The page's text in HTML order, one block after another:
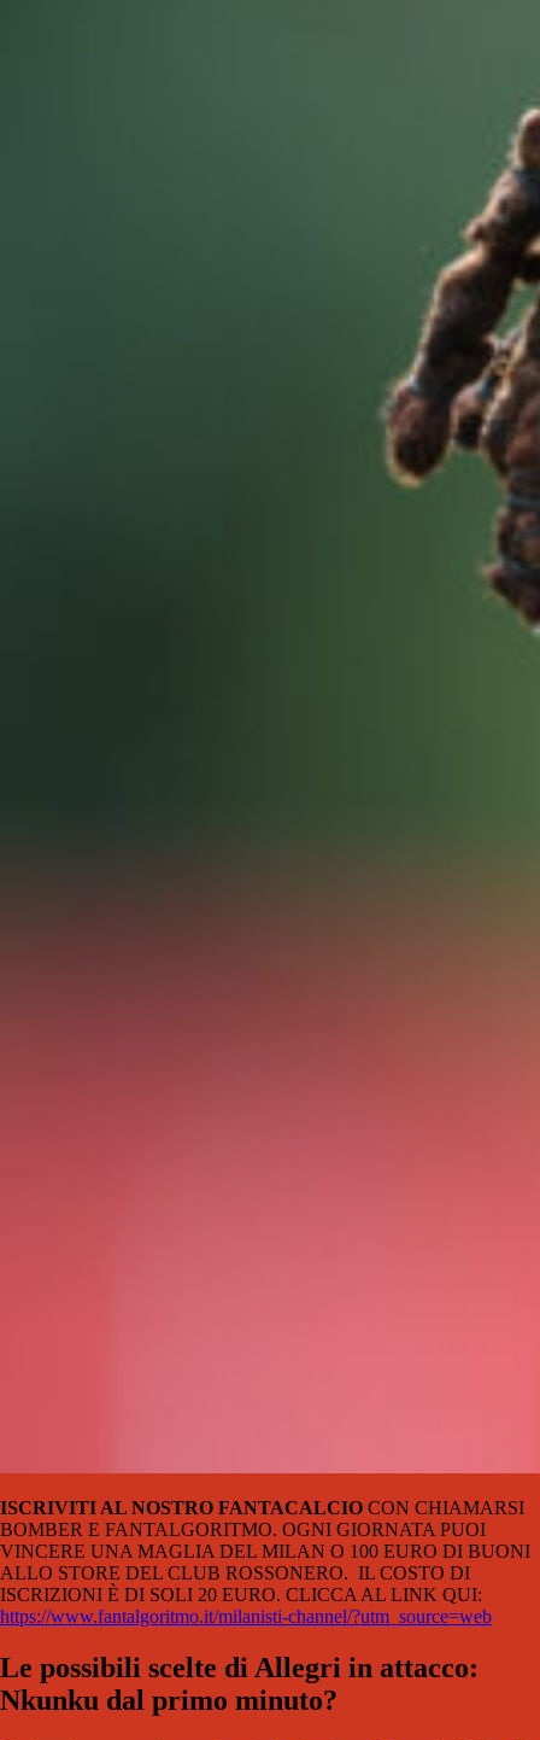
ISCRIVITI AL NOSTRO FANTACALCIO CON CHIAMARSI
BOMBER E FANTALGORITMO. OGNI GIORNATA PUOI
VINCERE UNA MAGLIA DEL MILAN O 100 EURO DI BUONI
ALLO STORE DEL CLUB ROSSONERO. IL COSTO DI
ISCRIZIONI È DI SOLI 20 EURO. CLICCA AL LINK QUI:
https://www.fantalgoritmo.it/milanisti-channel/?utm_source=web
Le possibili scelte di Allegri in attacco:
Nkunku dal primo minuto?